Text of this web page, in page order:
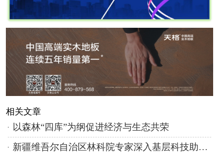
相关文章
以森林“四库”为纲促进经济与生态共荣
新疆维吾尔自治区林科院专家深入基层科技助力红枣产业提质增效